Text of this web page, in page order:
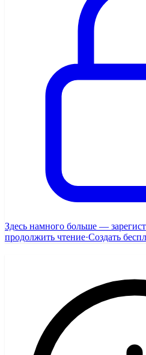
Здесь намного больше —
продолжить чтение·Создать